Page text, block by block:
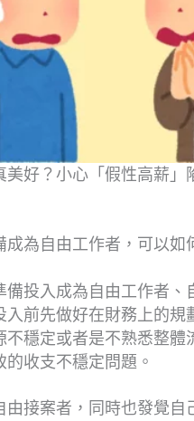
美好？小心「假性高薪」
成為自由工作者，可以如
備投入成為自由工作者、
入前先做好在財務上的規
不穩定或者是不熟悉整體
的收支不穩定問題。
由接案者，同時也發覺自